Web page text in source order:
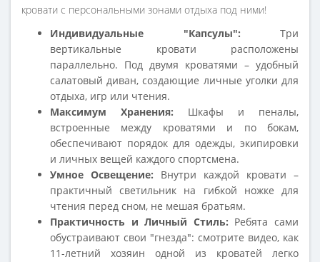
кровати с персональными зонами отдыха под ними!
Индивидуальные "Капсулы": Три
вертикальные кровати расположены
параллельно. Под двумя кроватями – удобный
салатовый диван, создающие личные уголки для
отдыха, игр или чтения.
Максимум Хранения: Шкафы и пеналы,
встроенные между кроватями и по бокам,
обеспечивают порядок для одежды, экипировки
и личных вещей каждого спортсмена.
Умное Освещение: Внутри каждой кровати –
практичный светильник на гибкой ножке для
чтения перед сном, не мешая братьям.
Практичность и Личный Стиль: Ребята сами
обустраивают свои "гнезда": смотрите видео, как
11-летний хозяин одной из кроватей легко